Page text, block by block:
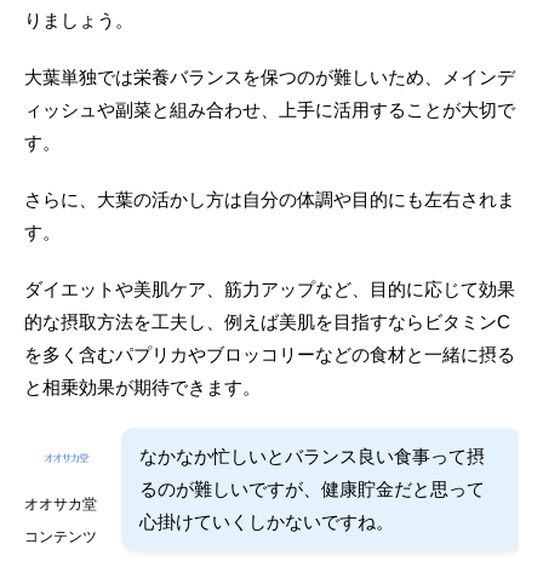
りましょう。
大葉単独では栄養バランスを保つのが難しいため、メインデ
ィッシュや副菜と組み合わせ、上手に活用することが大切で
す。
さらに、大葉の活かし方は自分の体調や目的にも左右されま
す。
ダイエットや美肌ケア、筋力アップなど、目的に応じて効果
的な摂取方法を工夫し、例えば美肌を目指すならビタミンC
を多く含むパプリカやブロッコリーなどの食材と一緒に摂る
と相乗効果が期待できます。
オオサカ堂
コンテンツ
なかなか忙しいとバランス良い食事って摂
るのが難しいですが、健康貯金だと思って
心掛けていくしかないですね。